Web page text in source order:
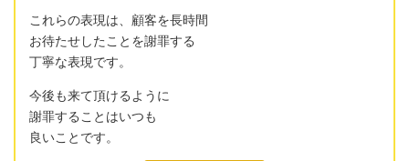
これらの表現は、顧客を長時間
お待たせしたことを謝罪する
丁寧な表現です。
今後も来て頂けるように
謝罪することはいつも
良いことです。